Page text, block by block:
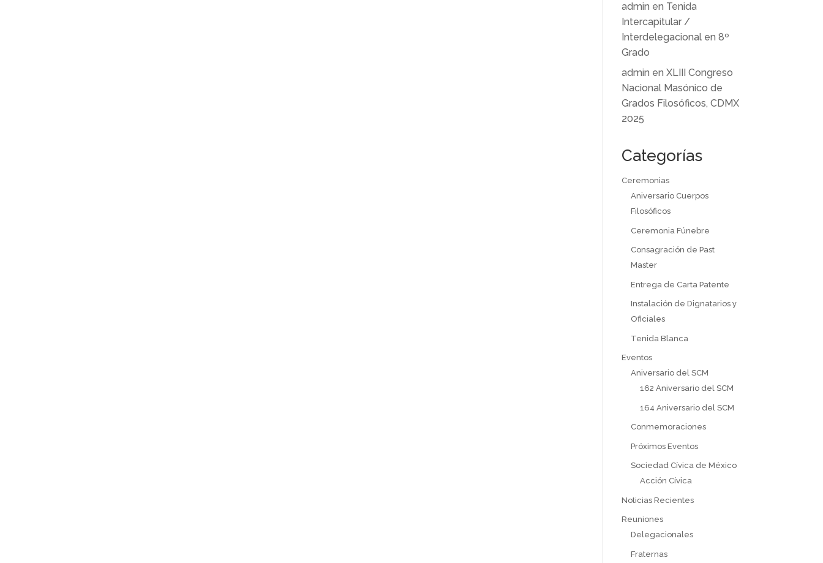
admin en Tenida
Intercapitular /
Interdelegacional en 8º
Grado
admin enXLIII Congreso
Nacional Masónico de
Grados Filosóficos, CDMX
2025
Categorías
Ceremonias
Aniversario Cuerpos
Filosóficos
Ceremonia Fúnebre
Consagración de Past
Master
Entrega de Carta Patente
Instalación de Dignatarios y
Oficiales
Tenida Blanca
Eventos
Aniversario del SCM
162 Aniversario del SCM
164 Aniversario del SCM
Conmemoraciones
Próximos Eventos
Sociedad Cívica de México
Acción Cívica
Noticias Recientes
Reuniones
Delegacionales
Fraternas